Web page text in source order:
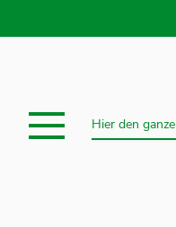
Suche